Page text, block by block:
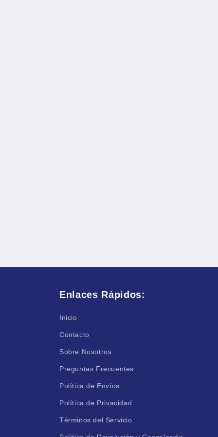
Enlaces Rápidos:
Inicio
Contacto
Sobre Nosotros
Preguntas Frecuentes
Política de Envíos
Política de Privacidad
Términos del Servicio